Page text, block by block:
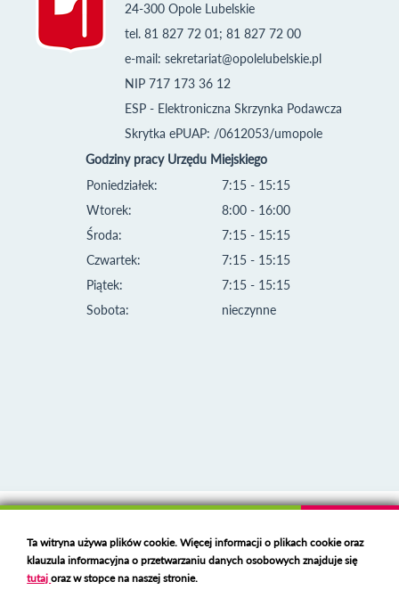
24-300 Opole Lubelskie
tel. 81 827 72 01; 81 827 72 00
e-mail: sekretariat@opolelubelskie.pl
NIP 717 173 36 12
ESP - Elektroniczna Skrzynka Podawcza
Skrytka ePUAP: /0612053/umopole
Godziny pracy Urzędu Miejskiego
Poniedziałek:
Wtorek:
Środa:
Czwartek:
Piątek:
Sobota:
7:15 - 15:15
8:00 - 16:00
7:15 - 15:15
7:15 - 15:15
7:15 - 15:15
nieczynne
Deklaracja dostępności
Polski serwer RBLhttps://polspam.pl/
Ta witryna używa plików cookie. Więcej informacji o plikach cookie oraz
klauzula informacyjna o przetwarzaniu danych osobowych znajduje się
tutajoraz w stopce na naszej stronie.